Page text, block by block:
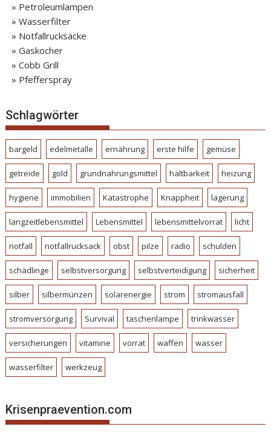
» Petroleumlampen
» Wasserfilter
» Notfallrucksäcke
» Gaskocher
» Cobb Grill
» Pfefferspray
Schlagwörter
bargeld edelmetalle ernährung erste hilfe gemüse
getreide gold grundnahrungsmittel haltbarkeit heizung
hygiene immobilien Katastrophe Knappheit lagerung
langzeitlebensmittel Lebensmittel lebensmittelvorrat licht
notfall notfallrucksack obst pilze radio schulden
schädlinge selbstversorgung selbstverteidigung sicherheit
silber silbermünzen solarenergie strom stromausfall
stromversorgung Survival taschenlampe trinkwasser
versicherungen vitamine vorrat waffen wasser
wasserfilter werkzeug
Krisenpraevention.com